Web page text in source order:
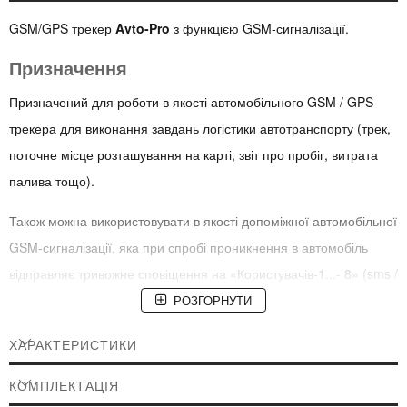
GSM/GPS трекер Avto-Pro з функцією GSM-сигналізації.
Призначення
Призначений для роботи в якості автомобільного GSM / GPS
трекера для виконання завдань логістики автотранспорту (трек,
поточне місце розташування на карті, звіт про пробіг, витрата
палива тощо).
Також можна використовувати в якості допоміжної автомобільної
GSM-сигналізації, яка при спробі проникнення в автомобіль
відправляє тривожне сповіщення на «Користувачів-1...- 8» (sms /
дзвінок). Прилад має можливість дистанційного блокування
Принцип роботи
Avto-Pro являє собою мікрокомп'ютер з вбудованим GSM
РОЗГОРНУТИ
ХАРАКТЕРИСТИКИ
КОМПЛЕКТАЦІЯ